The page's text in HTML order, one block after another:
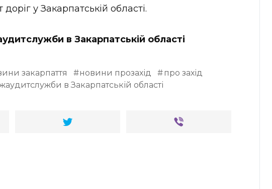
у Закарпатській області.
в Закарпатській області
закарпаття новини прозахід
про захід
в Закарпатській області